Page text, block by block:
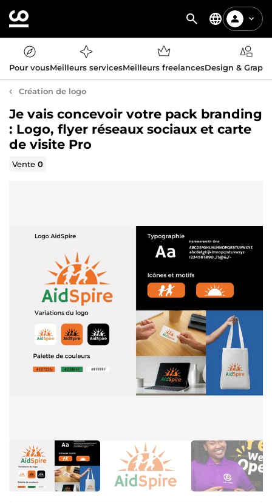
Pour vousMeilleurs servicesMeilleurs freelancesDesign &
Création de logo
Je vais concevoir votre pack branding
: Logo, flyer réseaux sociaux et carte
de visite Pro
Vente0